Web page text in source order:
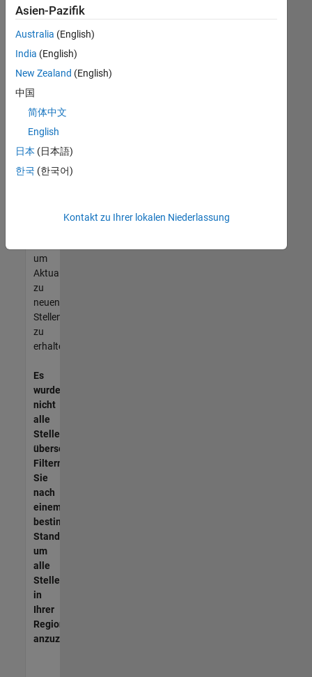
noch
keine
offenen
Stellen
können,
die
Ihren
entsprechen,
werden
unseres
um
Aktualisierungen
zu
neuen
Stellenangeboten
zu
erhalten.
Es
wurden
nicht
alle
Stellen
übersetzt.
Filtern
Sie
nach
einem
bestimmten
Standort,
um
alle
Stellenangebote
in
Ihrer
Region
anzuzeigen.
Asien-Pazifik
Australia (English)
India (English)
New Zealand (English)
中国
简体中文
English
日本 (日本語)
한국 (한국어)
Kontakt zu Ihrer lokalen Niederlassung